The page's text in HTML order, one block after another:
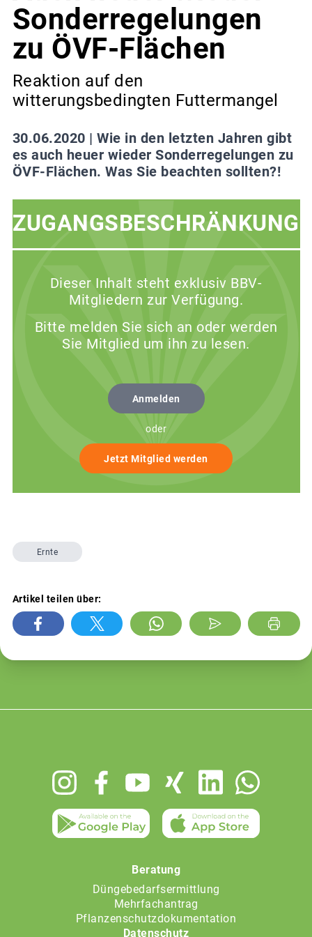
Sonderregelungen
zu ÖVF-Flächen
Reaktion auf den
witterungsbedingten Futtermangel
30.06.2020 | Wie in den letzten Jahren gibt
es auch heuer wieder Sonderregelungen zu
ÖVF-Flächen. Was Sie beachten sollten?!
ZUGANGSBESCHRÄNKUNG
Dieser Inhalt steht exklusiv BBV-
Mitgliedern zur Verfügung.
Bitte melden Sie sich an oder werden
Sie Mitglied um ihn zu lesen.
Anmelden
oder
Jetzt Mitglied werden
Ernte
Artikel teilen über:
Beratung
Düngebedarfsermittlung
Mehrfachantrag
Pflanzenschutzdokumentation
Datenschutz